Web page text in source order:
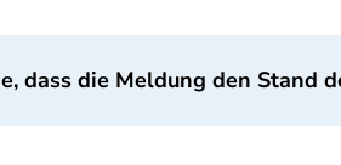
dass die Meldung den